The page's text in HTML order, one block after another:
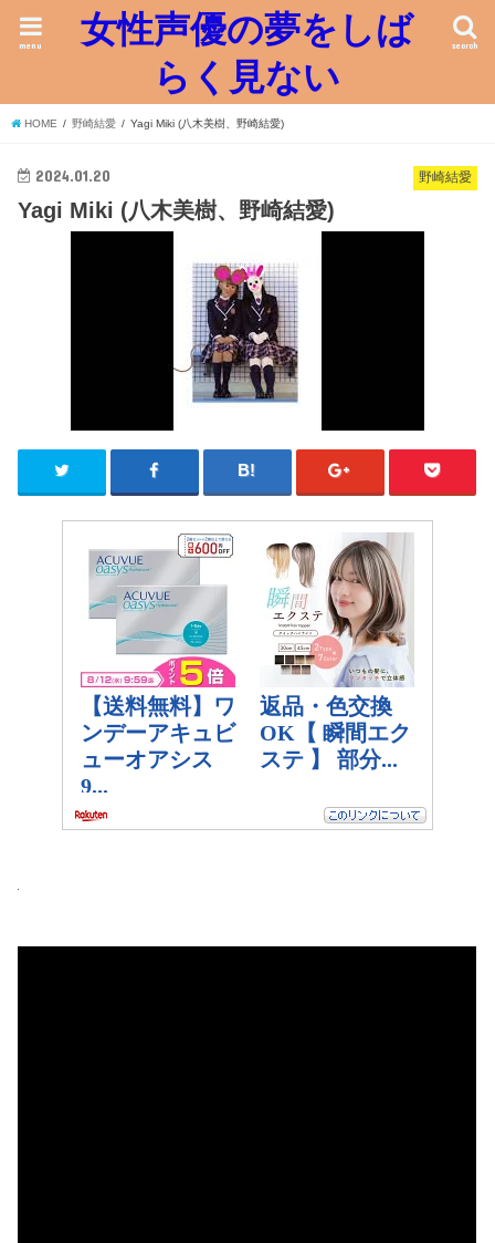
女性声優の夢をしば
らく見ない
search
menu
HOME 野崎結愛 Yagi Miki (八木美樹、野崎結愛)
野崎結愛
2024.01.20
Yagi Miki (八木美樹、野崎結愛)